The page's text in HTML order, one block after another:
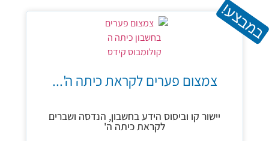
במבצע!
צמצום פערים לקראת כיתה ה'...
יישור קו וביסוס הידע בחשבון, הנדסה ושברים
לקראת כיתה ה'